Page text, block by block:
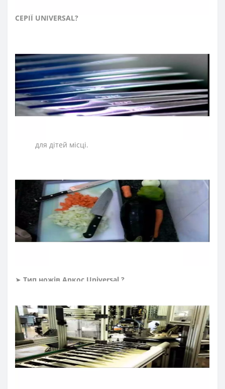
СЕРІЇ UNIVERSAL?
Після експлуатації протирайте насухо кухонні
ножі м'якою тканиною.
Рекомендуємо нарізати на дерев'яній або
пластиковій дошці.
По можливості ножі для кухні мийте вручну.
Для заточки ножів регулярно правте кухонні ножі
для дітей місці.
Universal ?
До колекції увійшли професійні ножі м’ясника: для
обробки м’яса, ніж обвалювальний, ніж для зняття
шкур, ніж філейний, ніж сікач, топор для м'яса, а також
шеф-ножі, японські ножі, ножі Сантоку, поварські ножі,
ножі для овочів та фруктів, ножі для чищення овочів,
➤ Тип ножів Аркос Universal ?
наближений до кованих ножів. Прокатні ножі – тонкі,
легкі, невибагливі, стійкі до вологи. Такі ножі легко
правити та точити.
➤Матеріал клинка (леза) ножів Аркос Universal ?
Леза ножів Аркос виробляються із запатентованої